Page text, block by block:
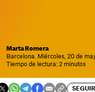
Marta Romera
Barcelona. Miércoles, 20 de
Tiempo de lectura: 2 minutos